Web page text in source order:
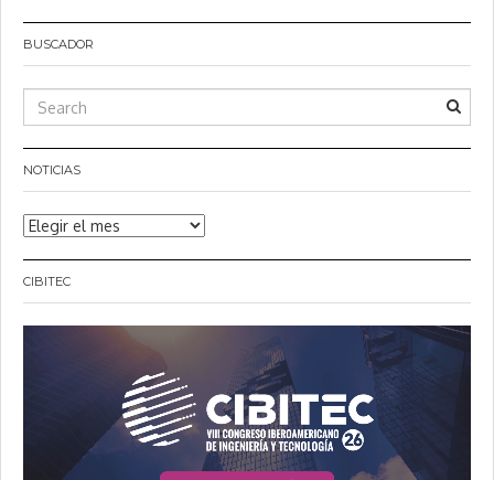
BUSCADOR
NOTICIAS
Noticias
CIBITEC